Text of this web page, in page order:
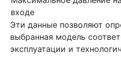
входе
Эти данные позволяют
выбранная модель
эксплуатации и